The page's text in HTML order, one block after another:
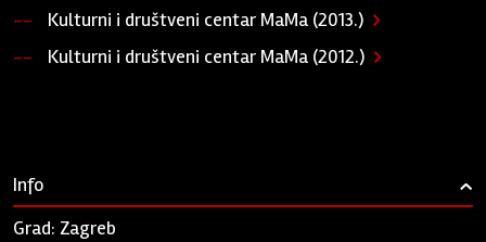
Kulturni i društveni centar MaMa (2013.)
Kulturni i društveni centar MaMa (2012.)
Info ›
Grad: Zagreb